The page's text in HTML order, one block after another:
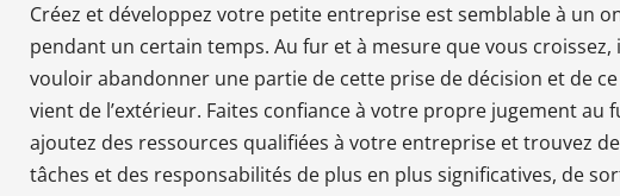
Créez et développez votre petite entreprise est semblable à un
pendant un certain temps. Au fur et à mesure que vous
vouloir abandonner une partie de cette prise de décision et de
vient de l’extérieur. Faites confiance à votre propre jugement au
ajoutez des ressources qualifiées à votre entreprise et trouvez
tâches et des responsabilités de plus en plus significatives, de